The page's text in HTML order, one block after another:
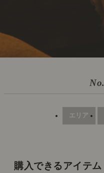
No.
エリア
購入できるアイテム